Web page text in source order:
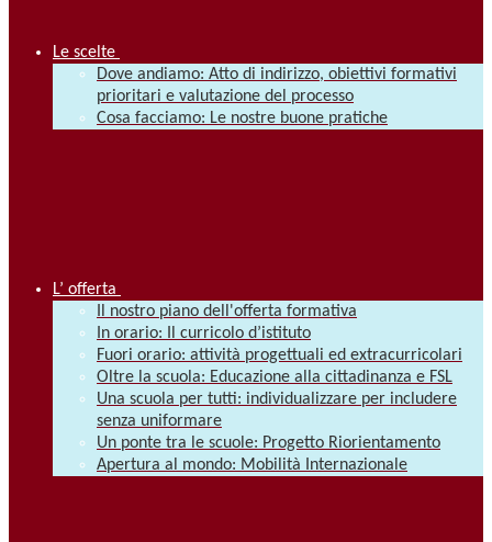
Le scelte
Dove andiamo: Atto di indirizzo, obiettivi formativi
prioritari e valutazione del processo
Cosa facciamo: Le nostre buone pratiche
L’ offerta
Il nostro piano dell'offerta formativa
In orario: Il curricolo d’istituto
Fuori orario: attività progettuali ed extracurricolari
Oltre la scuola: Educazione alla cittadinanza e FSL
Una scuola per tutti: individualizzare per includere
senza uniformare
Un ponte tra le scuole: Progetto Riorientamento
Apertura al mondo: Mobilità Internazionale